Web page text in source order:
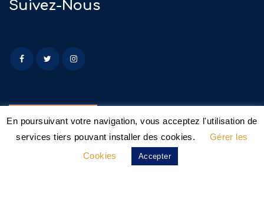
Suivez-Nous
Menu
En poursuivant votre navigation, vous acceptez l'utilisation de
services tiers pouvant installer des cookies.
Gérer les
Cookies
Accepter